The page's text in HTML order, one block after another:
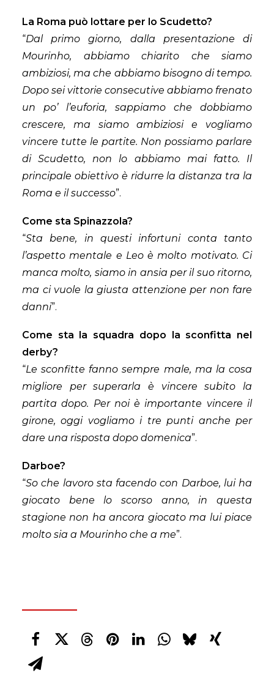
La Roma può lottare per lo Scudetto?
“Dal primo giorno, dalla presentazione di
Mourinho, abbiamo chiarito che siamo
ambiziosi, ma che abbiamo bisogno di tempo.
Dopo sei vittorie consecutive abbiamo frenato
un po’ l’euforia, sappiamo che dobbiamo
crescere, ma siamo ambiziosi e vogliamo
vincere tutte le partite. Non possiamo parlare
di Scudetto, non lo abbiamo mai fatto. Il
principale obiettivo è ridurre la distanza tra la
Roma e il successo”.
Come sta Spinazzola?
“Sta bene, in questi infortuni conta tanto
l’aspetto mentale e Leo è molto motivato. Ci
manca molto, siamo in ansia per il suo ritorno,
ma ci vuole la giusta attenzione per non fare
danni”.
Come sta la squadra dopo la sconfitta nel
derby?
“Le sconfitte fanno sempre male, ma la cosa
migliore per superarla è vincere subito la
partita dopo. Per noi è importante vincere il
girone, oggi vogliamo i tre punti anche per
dare una risposta dopo domenica”.
Darboe?
“So che lavoro sta facendo con Darboe, lui ha
giocato bene lo scorso anno, in questa
stagione non ha ancora giocato ma lui piace
molto sia a Mourinho che a me”.